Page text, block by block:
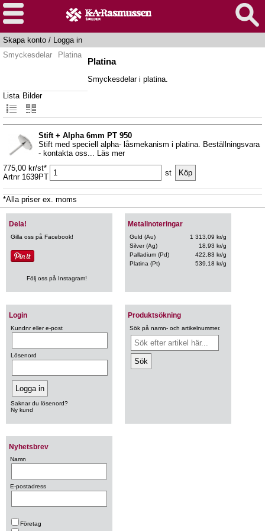
Skapa konto / Logga in
Smyckesdelar
Platina
Platina
Smyckesdelar i platina.
Lista Bilder
Stift + Alpha 6mm PT 950
Stift med speciell alpha- låsmekanism i platina. Beställningsvara
- kontakta oss... Läs mer
775,00 kr/st*
Artnr 1639PT
st
*Alla priser ex. moms
Metallnoteringar
Guld (Au)
1 313,09 kr/g
Silver (Ag)
18,93 kr/g
Palladium (Pd)
422,83 kr/g
Platina (Pt)
539,18 kr/g
Login
Kundnr eller e-post
Lösenord
Saknar du lösenord?
Ny kund
Produktsökning
Sök på namn- och artikelnummer.
Nyhetsbrev
Namn
E-postadress
Företag
Dela!
Gilla oss på Facebook!
Följ oss på Instagram!